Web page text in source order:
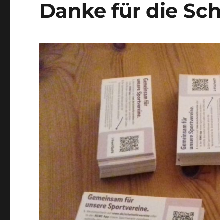
Danke für die